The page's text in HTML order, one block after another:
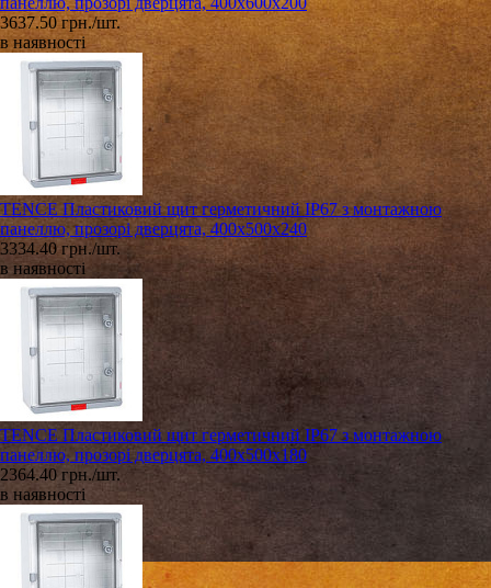
3637.50 грн./шт.
в наявності
TENCE Пластиковий щит герметичний IP67 з монтажною
панеллю, прозорі дверцята, 400х500х240
3334.40 грн./шт.
в наявності
TENCE Пластиковий щит герметичний IP67 з монтажною
панеллю, прозорі дверцята, 400х500х180
2364.40 грн./шт.
в наявності